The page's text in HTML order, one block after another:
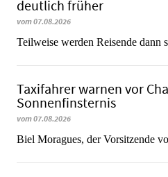
deutlich früher
vom 07.08.2026
Teilweise werden Reisende dann
Taxifahrer warnen vor
Sonnenfinsternis
vom 07.08.2026
​​​​​​​Biel Moragues, der Vorsitzende